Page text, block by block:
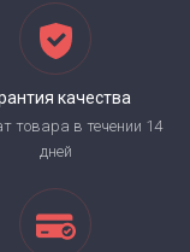
качества
товара в течении 14
дней